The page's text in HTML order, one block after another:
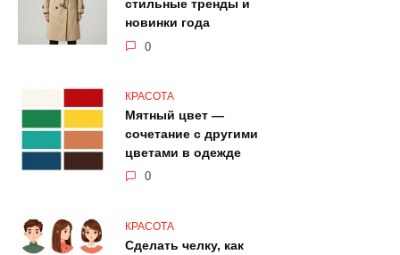
стильные тренды и
новинки года
0
КРАСОТА
Мятный цвет —
сочетание с другими
цветами в одежде
0
КРАСОТА
Сделать челку, как